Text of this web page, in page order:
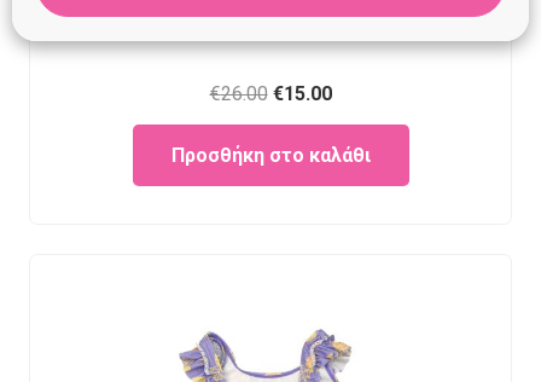
€26.00 Original
price
was:
€26.00.
€15.00Current
price
is:
€15.00.
Προσθήκη στο καλάθι